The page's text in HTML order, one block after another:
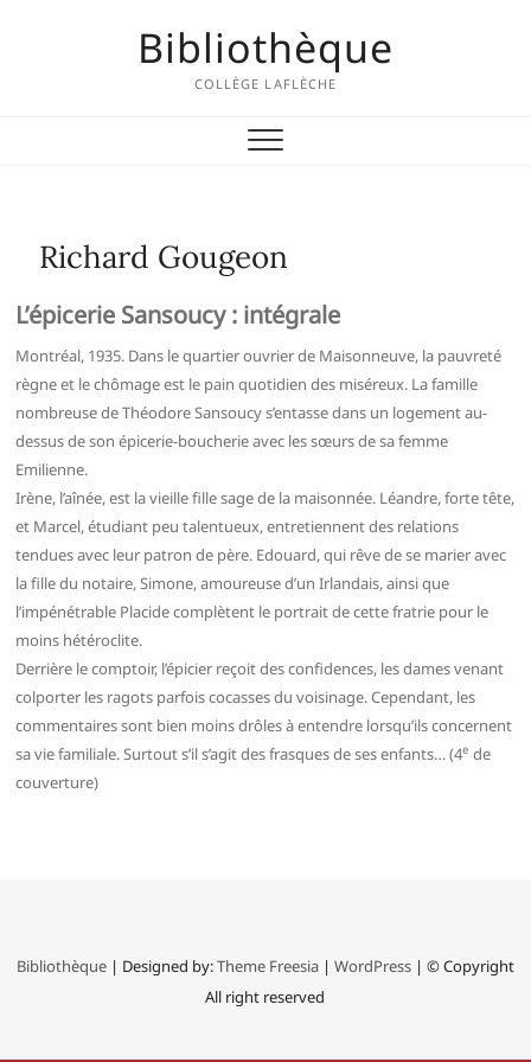
Bibliothèque
COLLÈGE LAFLÈCHE
Richard Gougeon
L’épicerie Sansoucy : intégrale
Montréal, 1935. Dans le quartier ouvrier de Maisonneuve, la pauvreté
règne et le chômage est le pain quotidien des miséreux. La famille
nombreuse de Théodore Sansoucy s’entasse dans un logement au-
dessus de son épicerie-boucherie avec les sœurs de sa femme
Emilienne.
Irène, l’aînée, est la vieille fille sage de la maisonnée. Léandre, forte tête,
et Marcel, étudiant peu talentueux, entretiennent des relations
tendues avec leur patron de père. Edouard, qui rêve de se marier avec
la fille du notaire, Simone, amoureuse d’un Irlandais, ainsi que
l’impénétrable Placide complètent le portrait de cette fratrie pour le
moins hétéroclite.
Derrière le comptoir, l’épicier reçoit des confidences, les dames venant
colporter les ragots parfois cocasses du voisinage. Cependant, les
commentaires sont bien moins drôles à entendre lorsqu’ils concernent
sa vie familiale. Surtout s’il s’agit des frasques de ses enfants… (4e de
couverture)
Bibliothèque| Designed by:Theme Freesia| WordPress| © Copyright
All right reserved